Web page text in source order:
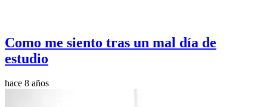
Como me siento tras un mal día de
estudio
hace 8 años